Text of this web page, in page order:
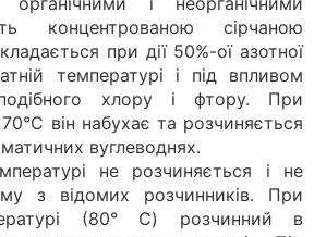
концентрованою сірчаною
при дії 50%-ої азотної
температурі і під впливом
хлору і фтору. При
він набухає та розчиняється
вуглеводнях.
не розчиняється і не
з відомих розчинників. При
(80° C) розчинний в